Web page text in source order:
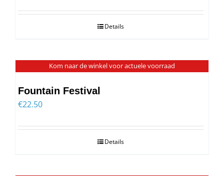
Details
Kom naar de winkel voor actuele voorraad
Fountain Festival
€22.50
Details